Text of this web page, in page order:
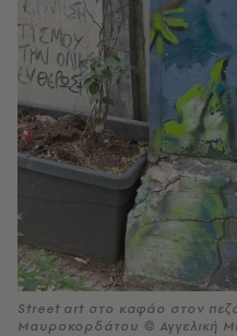
Street art στο καφάο στον
Μαυροκορδάτου © Αγγελική